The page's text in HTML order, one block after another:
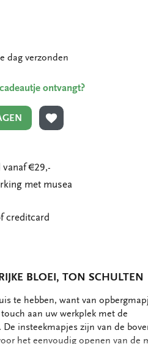
dag verzonden
ontvangt?
TOEVOEGEN AAN
€29,-
met musea
creditcard
BLOEI, TON SCHULTEN
te hebben, want van
aan uw werkplek met de
insteekmapjes zijn van de
het eenvoudig openen van de